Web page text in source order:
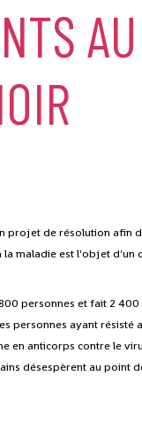
AU
projet de résolution afin
la maladie est l'objet d'un
personnes et fait 2
personnes ayant résisté
en anticorps contre le
désespèrent au point